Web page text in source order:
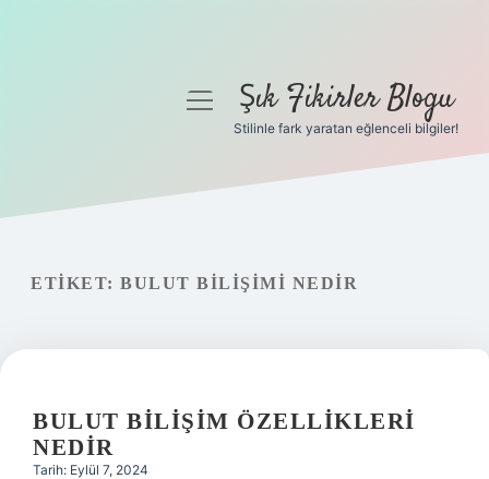
Gizlilik Politikası
menüyüŞık Fikirler Blogu
Stilinle fark yaratan eğlenceli bilgiler!
ETIKET: BULUT BILIŞIMI NEDIR
BULUT BILIŞIM ÖZELLIKLERI
NEDIR
Tarih: Eylül 7, 2024